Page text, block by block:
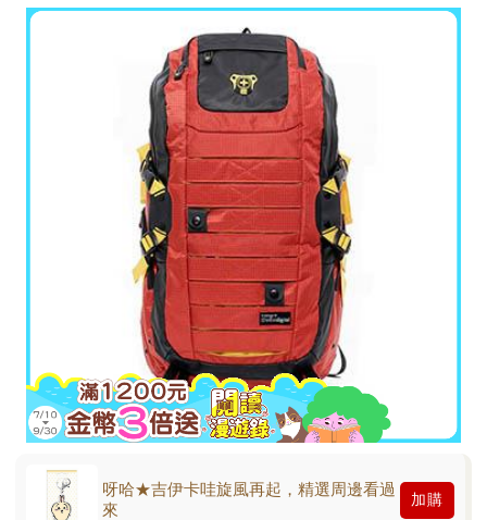
呀哈★吉伊卡哇旋風再起，精選周邊看過
來
加購